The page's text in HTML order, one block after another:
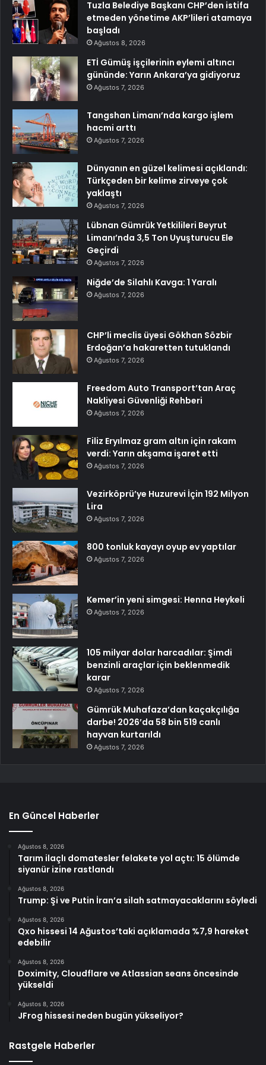
Tuzla Belediye Başkanı CHP’den istifa
etmeden yönetime AKP’lileri atamaya
başladı
Ağustos 8, 2026
ETİ Gümüş işçilerinin eylemi altıncı
gününde: Yarın Ankara’ya gidiyoruz
Ağustos 7, 2026
Tangshan Limanı’nda kargo işlem
hacmi arttı
Ağustos 7, 2026
Dünyanın en güzel kelimesi açıklandı:
Türkçeden bir kelime zirveye çok
yaklaştı
Ağustos 7, 2026
Lübnan Gümrük Yetkilileri Beyrut
Limanı’nda 3,5 Ton Uyuşturucu Ele
Geçirdi
Ağustos 7, 2026
Niğde’de Silahlı Kavga: 1 Yaralı
Ağustos 7, 2026
CHP’li meclis üyesi Gökhan Sözbir
Erdoğan’a hakaretten tutuklandı
Ağustos 7, 2026
Freedom Auto Transport’tan Araç
Nakliyesi Güvenliği Rehberi
Ağustos 7, 2026
Filiz Eryılmaz gram altın için rakam
verdi: Yarın akşama işaret etti
Ağustos 7, 2026
Vezirköprü’ye Huzurevi İçin 192 Milyon
Lira
Ağustos 7, 2026
800 tonluk kayayı oyup ev yaptılar
Ağustos 7, 2026
Kemer’in yeni simgesi: Henna Heykeli
Ağustos 7, 2026
105 milyar dolar harcadılar: Şimdi
benzinli araçlar için beklenmedik
karar
Ağustos 7, 2026
Gümrük Muhafaza’dan kaçakçılığa
darbe! 2026’da 58 bin 519 canlı
hayvan kurtarıldı
Ağustos 7, 2026
En Güncel Haberler
Ağustos 8, 2026
Tarım ilaçlı domatesler felakete yol açtı: 15 ölümde
siyanür izine rastlandı
Ağustos 8, 2026
Trump: Şi ve Putin İran’a silah satmayacaklarını söyledi
Ağustos 8, 2026
Qxo hissesi 14 Ağustos’taki açıklamada %7,9 hareket
edebilir
Ağustos 8, 2026
Doximity, Cloudflare ve Atlassian seans öncesinde
yükseldi
Ağustos 8, 2026
JFrog hissesi neden bugün yükseliyor?
Rastgele Haberler